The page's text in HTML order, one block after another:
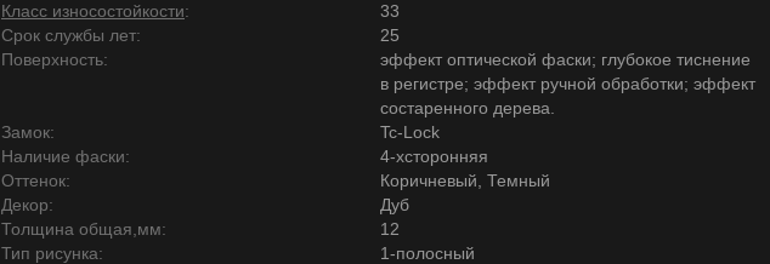
Класс износостойкости:
33
Срок службы лет:
25
Поверхность:
эффект оптической фаски; глубокое тиснение
в регистре; эффект ручной обработки; эффект
состаренного дерева.
Замок:
Tc-Lock
Наличие фаски:
4-хсторонняя
Оттенок:
Коричневый, Темный
Декор:
Дуб
Толщина общая,мм:
12
Тип рисунка:
1-полосный